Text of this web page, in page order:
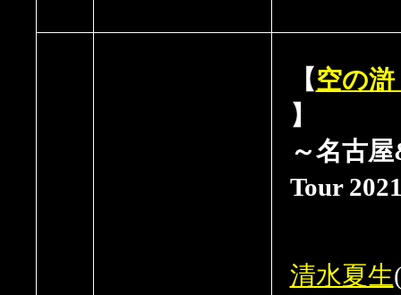
【空の
】
～名古
Tour
清水夏生